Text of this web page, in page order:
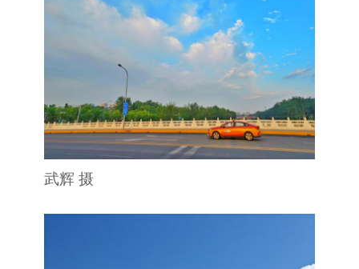
武辉 摄